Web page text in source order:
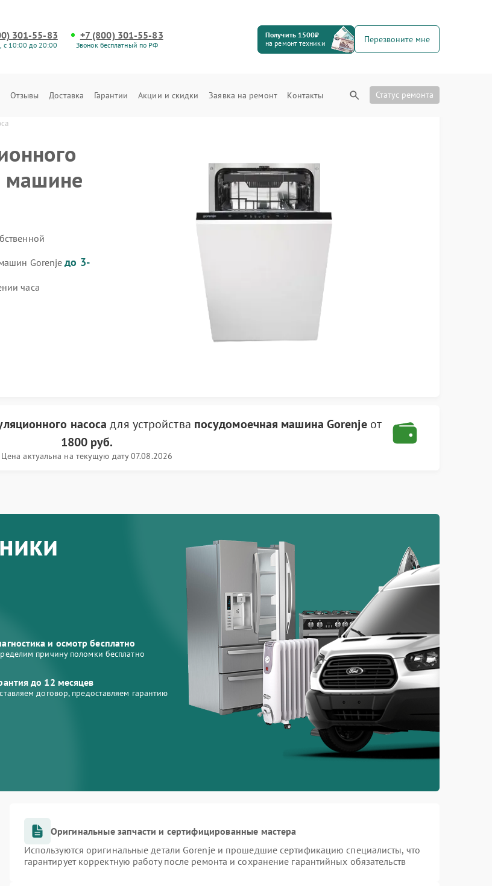
301-55-83
с 10:00 до 20:00
+7 (800) 301-55-83
Звонок бесплатный по РФ
Получить 1500₽
на ремонт техники
Перезвоните мне
Отзывы Доставка Гарантии Акции и скидки Заявка на ремонт Контакты Статус ремонта
машине
Gorenjeдо 3-
часа
насоса для устройства посудомоечная машина Gorenjeот
1800 руб.
Цена актуальна на текущую дату 07.08.2026
и осмотр бесплатно
причину поломки бесплатно
до 12 месяцев
договор, предоставляем гарантию
Оригинальные запчасти и сертифицированные мастера
Используются оригинальные детали Gorenje и прошедшие сертификацию специалисты, что
гарантирует корректную работу после ремонта и сохранение гарантийных обязательств